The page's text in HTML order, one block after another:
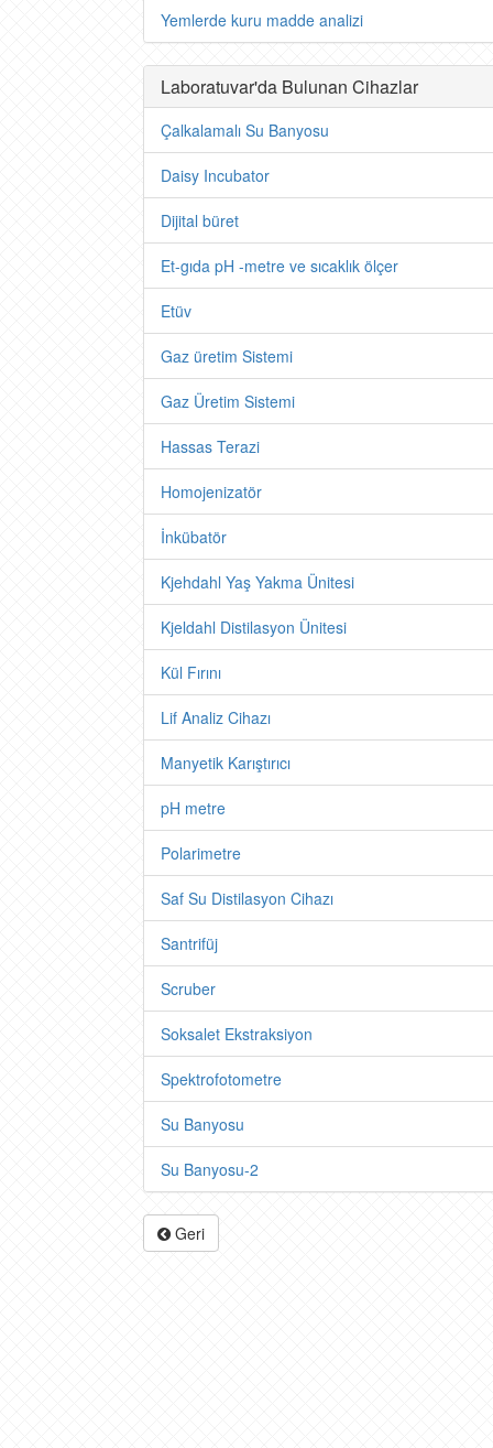
Yemlerde kuru madde analizi
Laboratuvar'da Bulunan Cihazlar
Çalkalamalı Su Banyosu
Daisy Incubator
Dijital büret
Et-gıda pH -metre ve sıcaklık ölçer
Etüv
Gaz üretim Sistemi
Gaz Üretim Sistemi
Hassas Terazi
Homojenizatör
İnkübatör
Kjehdahl Yaş Yakma Ünitesi
Kjeldahl Distilasyon Ünitesi
Kül Fırını
Lif Analiz Cihazı
Manyetik Karıştırıcı
pH metre
Polarimetre
Saf Su Distilasyon Cihazı
Santrifüj
Scruber
Soksalet Ekstraksiyon
Spektrofotometre
Su Banyosu
Su Banyosu-2
Geri